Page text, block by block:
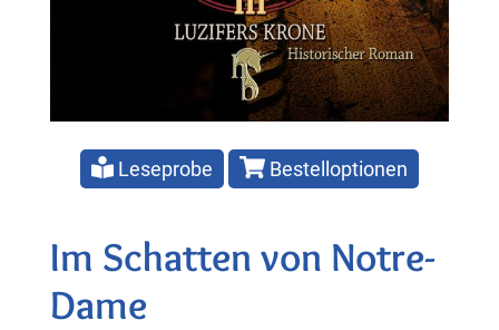
Leseprobe Bestelloptionen
Im Schatten von Notre-
Dame